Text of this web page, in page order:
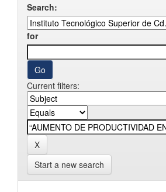
Search:
for
Current filters:
Start a new search